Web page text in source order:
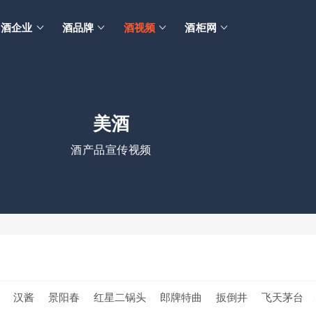
酒企业 酒品牌 酒视频 酒柜网
美酒
酒产品宣传视频
汉酱 景阳春 红星二锅头 郎牌特曲 扳倒井 飞天茅台